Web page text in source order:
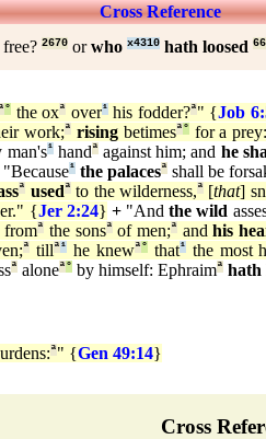
Cross Reference
free? 2670 orwho x4310 hath loosed
ª° the oxª over¹his fodder?ª" {Job
work;ª risingbetimesª°for a prey:
man's¹handªagainst him; and he
"Because¹ the palacesª shall be
ª usedª to the wilderness,ª [that]
{Jer 2:24} + "Andthe wild
fromª the sonsª of men;ª andhis
ª tillª¹ he knewª° that¹the most
ª aloneª° by himself: Ephraimª hath
ª" {Gen 49:14}
Cross